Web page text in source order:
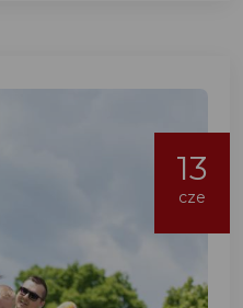
13
cze